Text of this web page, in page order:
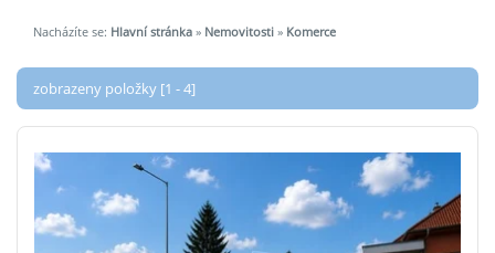
Nacházíte se: Hlavní stránka » Nemovitosti » Komerce
zobrazeny položky [1 - 4]